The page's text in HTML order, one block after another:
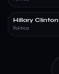
Hillary Clinton
Política